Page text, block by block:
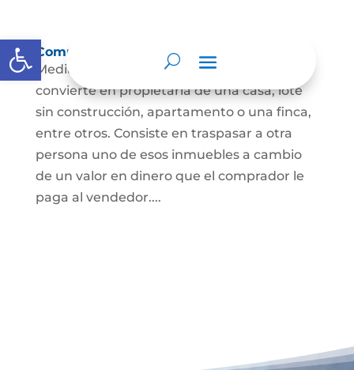
Abrir barra de herramientas
Compraventa de inmuebles
Mediante este contrato, una persona se
convierte en propietaria de una casa, lote
sin construcción, apartamento o una finca,
entre otros. Consiste en traspasar a otra
persona uno de esos inmuebles a cambio
de un valor en dinero que el comprador le
paga al vendedor....